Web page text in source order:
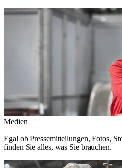
Medien
Egal ob Pressemitteilungen, Fotos,
finden Sie alles, was Sie brauchen.